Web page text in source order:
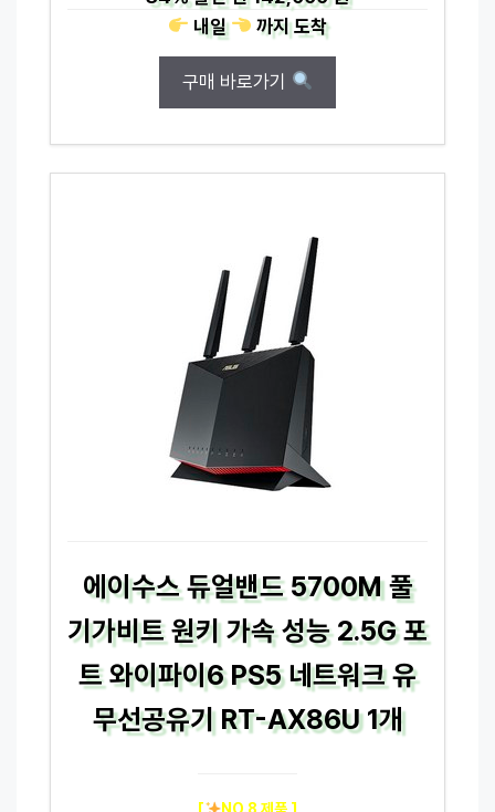
내일
까지도착
구매 바로가기
에이수스 듀얼밴드 5700M 풀
기가비트 원키 가속 성능 2.5G 포
트 와이파이6 PS5 네트워크 유
무선공유기 RT-AX86U 1개
[ NO.8 제품 ]